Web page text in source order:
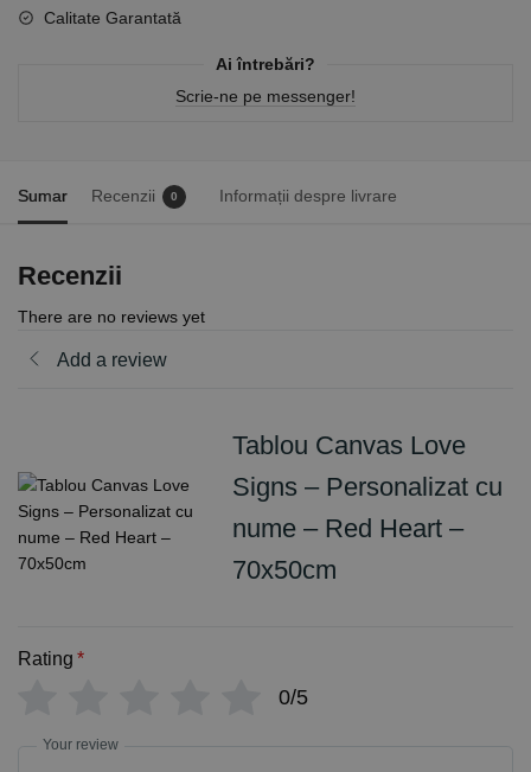
Calitate Garantată
Ai întrebări?
Scrie-ne pe messenger!
Sumar Recenzii 0 Informații despre livrare
Recenzii
There are no reviews yet
Add a review
Tablou Canvas Love
Signs – Personalizat cu
nume – Red Heart –
70x50cm
Rating *
0/5
Your review